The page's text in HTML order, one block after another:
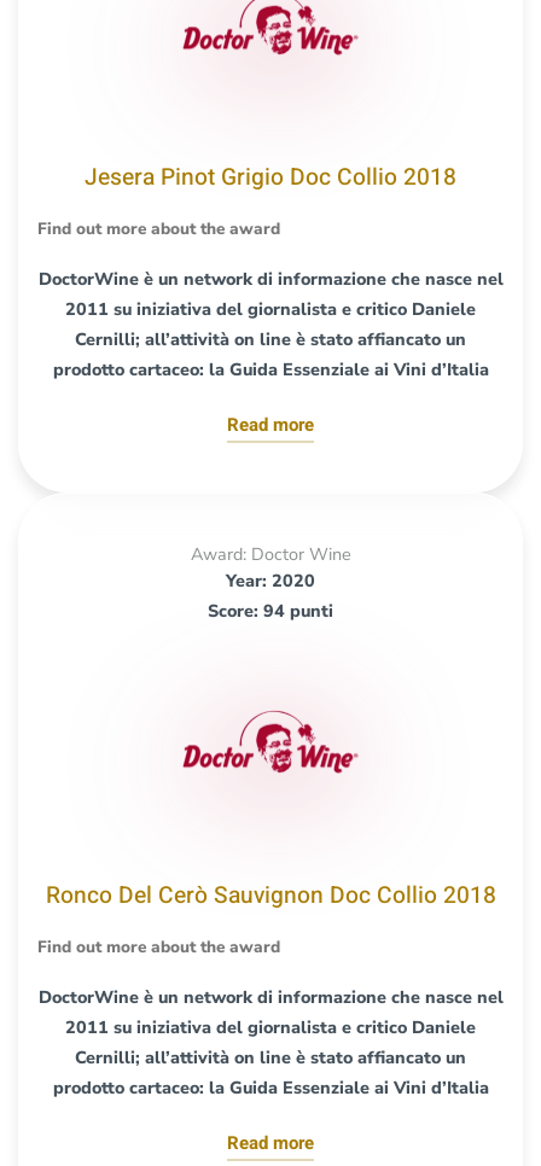
Jesera Pinot Grigio Doc Collio 2018
Find out more about the award
DoctorWine è un network di informazione che nasce nel
2011 su iniziativa del giornalista e critico Daniele
Cernilli; all’attività on line è stato affiancato un
prodotto cartaceo: la Guida Essenziale ai Vini d’Italia
Read more
Award: Doctor Wine
Year: 2020
Score: 94 punti
Ronco Del Cerò Sauvignon Doc Collio 2018
Find out more about the award
DoctorWine è un network di informazione che nasce nel
2011 su iniziativa del giornalista e critico Daniele
Cernilli; all’attività on line è stato affiancato un
prodotto cartaceo: la Guida Essenziale ai Vini d’Italia
Read more